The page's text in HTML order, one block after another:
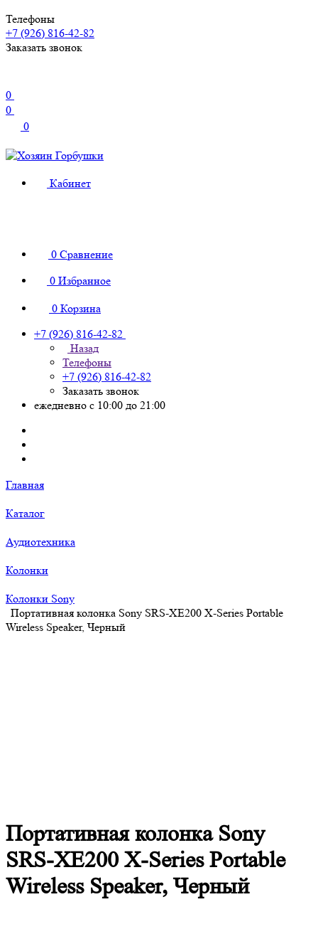
Телефоны
+7 (926) 816-42-82
Заказать звонок
0
0
0
Кабинет
0 Сравнение
0 Избранное
0 Корзина
+7 (926) 816-42-82
Назад
Телефоны
+7 (926) 816-42-82
Заказать звонок
ежедневно с 10:00 до 21:00
Главная
Каталог
Аудиотехника
Колонки
Колонки Sony
Портативная колонка Sony SRS-XE200 X-Series Portable
Wireless Speaker, Черный
Портативная колонка Sony
SRS-XE200 X-Series Portable
Wireless Speaker, Черный